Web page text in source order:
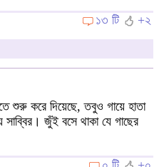
১৩ টি
+২
শুরু করে দিয়েছে, তবুও গায়ে হাতা
সাব্বির। জুঁই বসে থাকা যে গাছের